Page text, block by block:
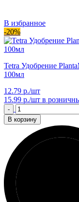
В избранное
-20%
Tetra Удобрение
100мл
12.79 р./шт
15.99 р./шт в
-
В корзину